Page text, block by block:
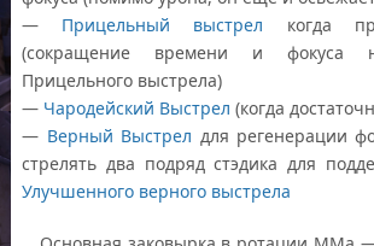
— Прицельный выстрел когда
(сокращение времени и фокуса
Прицельного выстрела)
— Чародейский Выстрел(когда
— Верный Выстрел для регенерации
стрелять два подряд стэдика для
Улучшенного верного выстрела